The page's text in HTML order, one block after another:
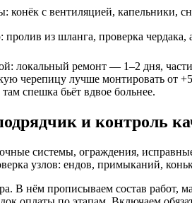
конёк с вентиляцией, капельники,
из шланга, проверка чердака,
локальный ремонт — 1–2 дня,
черепицу лучше монтировать от
спешка бьёт вдвое больнее.
и контроль
системы, ограждения,
узлов: ендов, примыканий,
В нём прописываем состав работ,